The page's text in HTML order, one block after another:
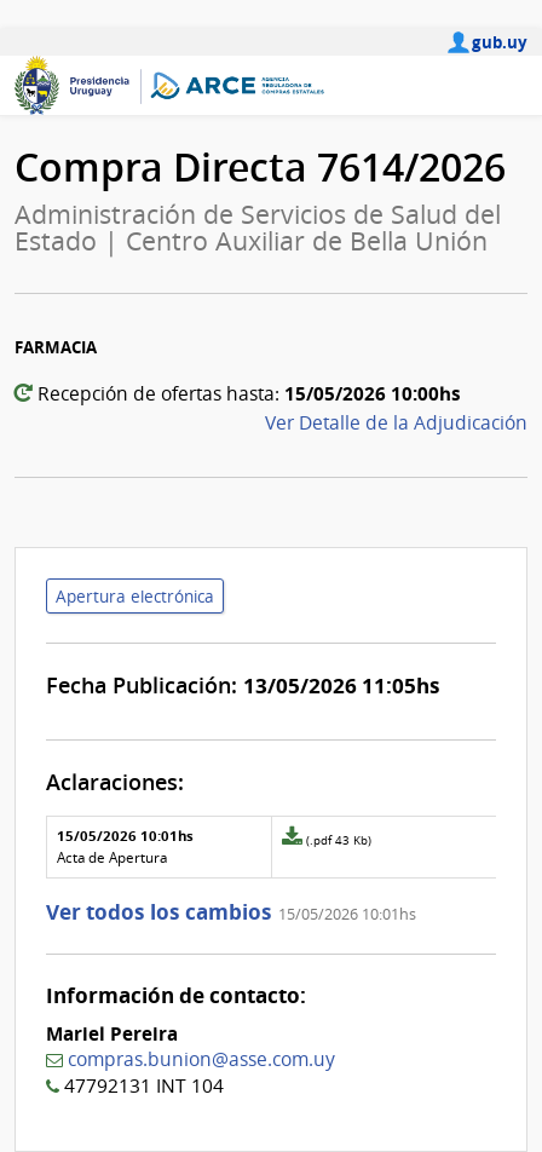
gub.uy
Compra Directa 7614/2026
Administración de Servicios de Salud del
Estado | Centro Auxiliar de Bella Unión
FARMACIA
Recepción de ofertas hasta: 15/05/2026 10:00hs
Ver Detalle de la Adjudicación
Apertura electrónica
Fecha Publicación: 13/05/2026 11:05hs
Aclaraciones:
Aclaraciones del llamado
Fecha y
texto de
la
Archivo
de la
15/05/2026 10:01hs
Acta de Apertura
Archivo
de
aclaración
0
(.pdf 43 Kb)
Ver todos los cambios 15/05/2026 10:01hs
Información de contacto:
Mariel Pereira
compras.bunion@asse.com.uy
47792131 INT 104